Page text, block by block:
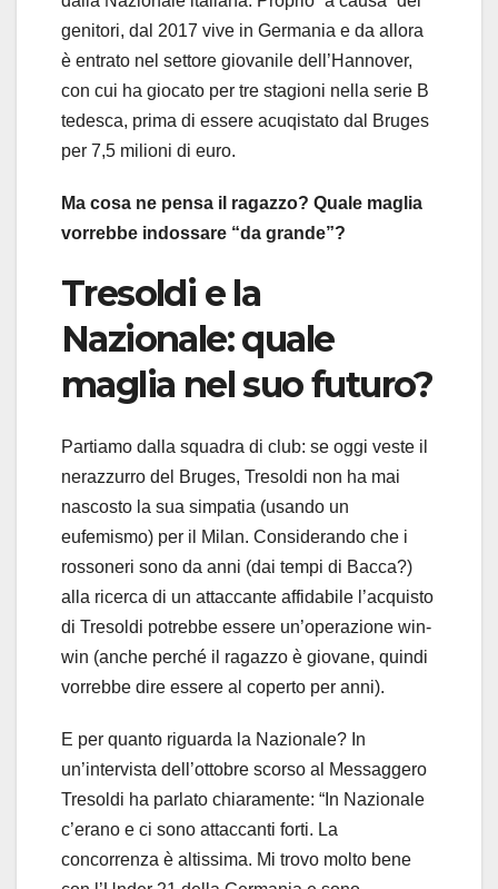
genitori, dal 2017 vive in Germania e da allora
è entrato nel settore giovanile dell’Hannover,
con cui ha giocato per tre stagioni nella serie B
tedesca, prima di essere acuqistato dal Bruges
per 7,5 milioni di euro.
Ma cosa ne pensa il ragazzo? Quale maglia
vorrebbe indossare “da grande”?
Tresoldi e la
Nazionale: quale
maglia nel suo futuro?
Partiamo dalla squadra di club: se oggi veste il
nerazzurro del Bruges, Tresoldi non ha mai
nascosto la sua simpatia (usando un
eufemismo) per il Milan. Considerando che i
rossoneri sono da anni (dai tempi di Bacca?)
alla ricerca di un attaccante affidabile l’acquisto
di Tresoldi potrebbe essere un’operazione win-
win (anche perché il ragazzo è giovane, quindi
vorrebbe dire essere al coperto per anni).
E per quanto riguarda la Nazionale? In
un’intervista dell’ottobre scorso al Messaggero
Tresoldi ha parlato chiaramente: “In Nazionale
c’erano e ci sono attaccanti forti. La
concorrenza è altissima. Mi trovo molto bene